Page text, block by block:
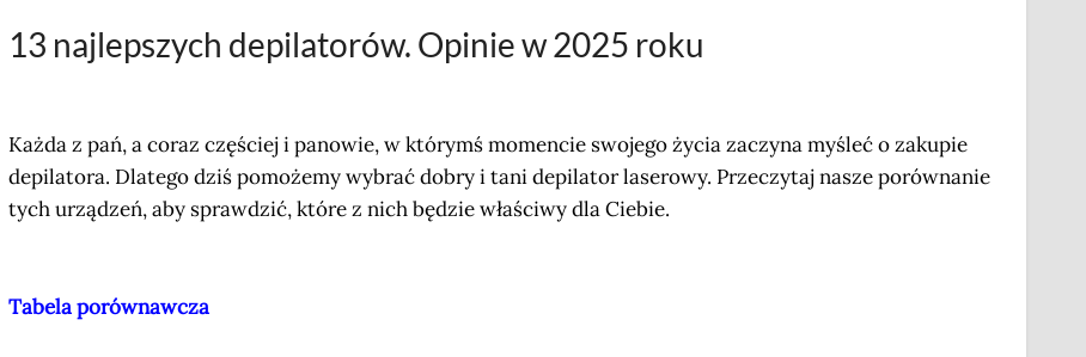
13 najlepszych depilatorów. Opinie w 2025 roku
Każda z pań, a coraz częściej i panowie, w którymś momencie swojego życia zaczyna myśleć o zakupie
depilatora. Dlatego dziś pomożemy wybrać dobry i tani depilator laserowy. Przeczytaj nasze porównanie
tych urządzeń, aby sprawdzić, które z nich będzie właściwy dla Ciebie.
Tabela porównawcza